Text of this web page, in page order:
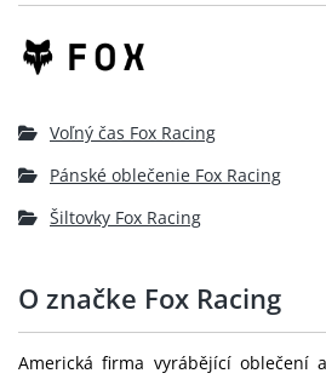
Voľný čas Fox Racing
Pánské oblečenie Fox Racing
Šiltovky Fox Racing
O značke Fox Racing
Americká firma vyrábějící oblečení